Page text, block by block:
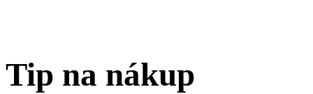
Tip na nákup